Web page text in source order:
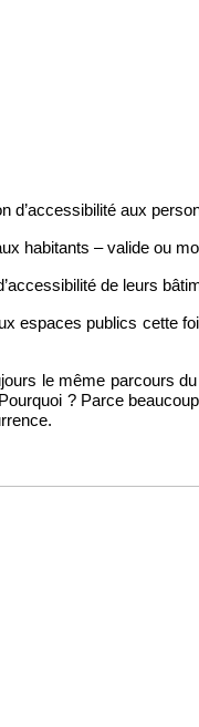
d’accessibilité aux
habitants – valide ou
de leurs
espaces publics cette
le même parcours
? Parce